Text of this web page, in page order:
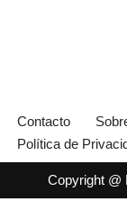
Contacto
Política de
Copyright @